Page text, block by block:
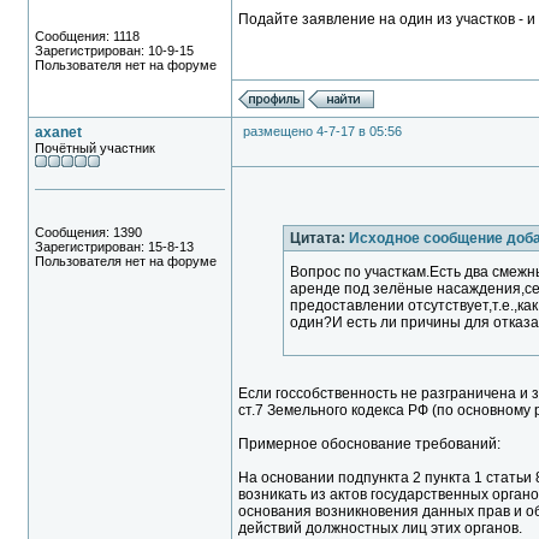
Сообщения: 1118
Зарегистрирован: 10-9-15
Пользователя нет на форуме
Подайте заявление на один из участков - и
axanet
Почётный участник
Сообщения: 1390
Зарегистрирован: 15-8-13
Пользователя нет на форуме
размещено 4-7-17 в 05:56
Цитата: Исходное сообщение
Вопрос по участкам.Есть два
аренде под зелёные
предоставлении
один?И есть ли причины для
Если госсобственность не разграничена
ст.7 Земельного кодекса РФ (по
Примерное обоснование требований:
На основании подпункта 2 пункта 1
возникать из актов государственных
основания возникновения данных прав и
действий должностных лиц этих органов.